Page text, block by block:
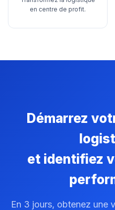
en centre de profit.
Démarrez
et identifiez
En 3 jours, obtenez une